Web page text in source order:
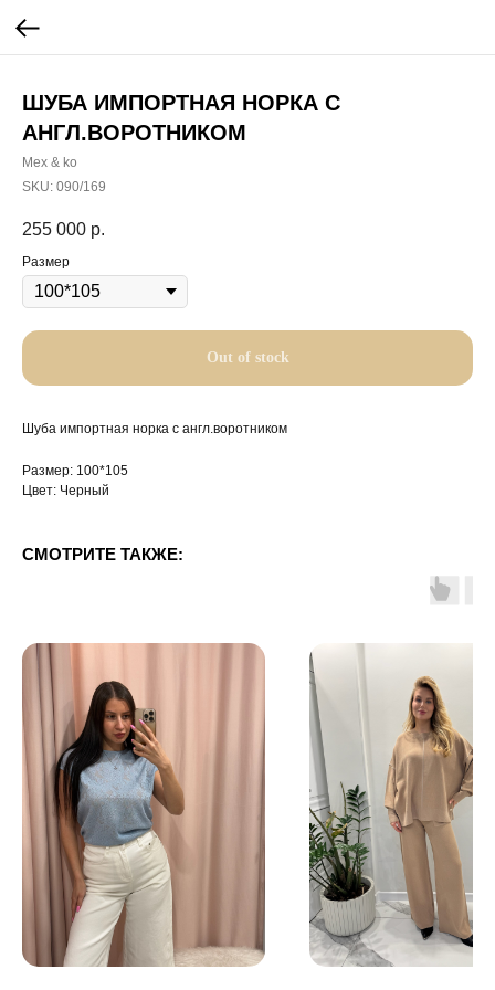
ШУБА ИМПОРТНАЯ НОРКА С
АНГЛ.ВОРОТНИКОМ
Mex & ko
SKU: 090/169
255 000 р.
Размер
Out of stock
Шуба импортная норка с англ.воротником
Размер: 100*105
Цвет: Черный
СМОТРИТЕ ТАКЖЕ: